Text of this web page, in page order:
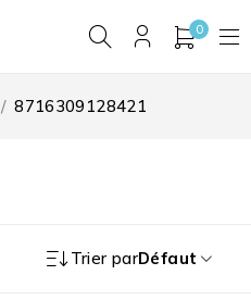
0
/ 8716309128421
Trier parDéfaut